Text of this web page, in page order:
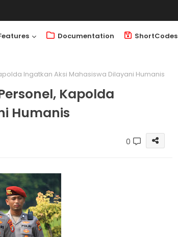
Documentation ShortCodes
Ingatkan Aksi Mahasiswa Dilayani Humanis
Kapolda
Humanis
0